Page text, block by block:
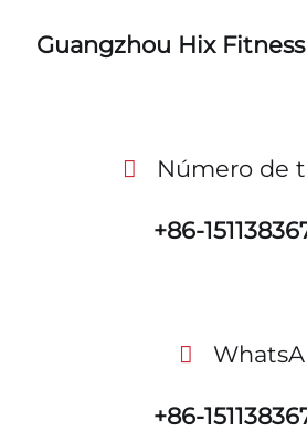
Guangzhou Hix
Número de
+86-
+86-